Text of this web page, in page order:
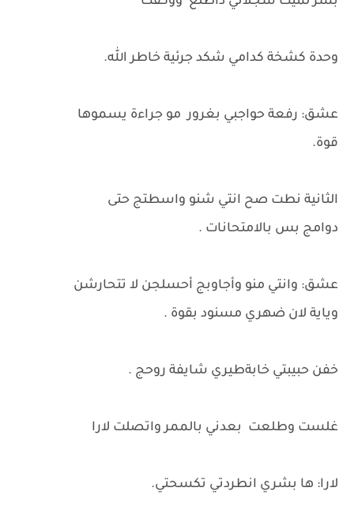
وحدة كشخة كدامي شكد جرئية خاطر الله.
عشق: رفعة حواجبي بغرور مو جراءة يسموها
قوة.
الثانية نطت صح انتي شنو واسطتج حتى
دوامج بس بالامتحانات .
عشق: وانتي منو وأجاوبج أحسلجن لا تتحارشن
وياية لان ضهري مسنود بقوة .
خفن حبيبتي خابةطيري شايفة روحج .
غلست وطلعت بعدني بالممر واتصلت لارا
لارا: ها بشري انطردتي تكسحتي.